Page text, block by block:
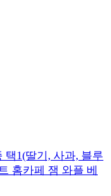
택1(딸기, 사과, 블루
홈카페 잼 와플 베